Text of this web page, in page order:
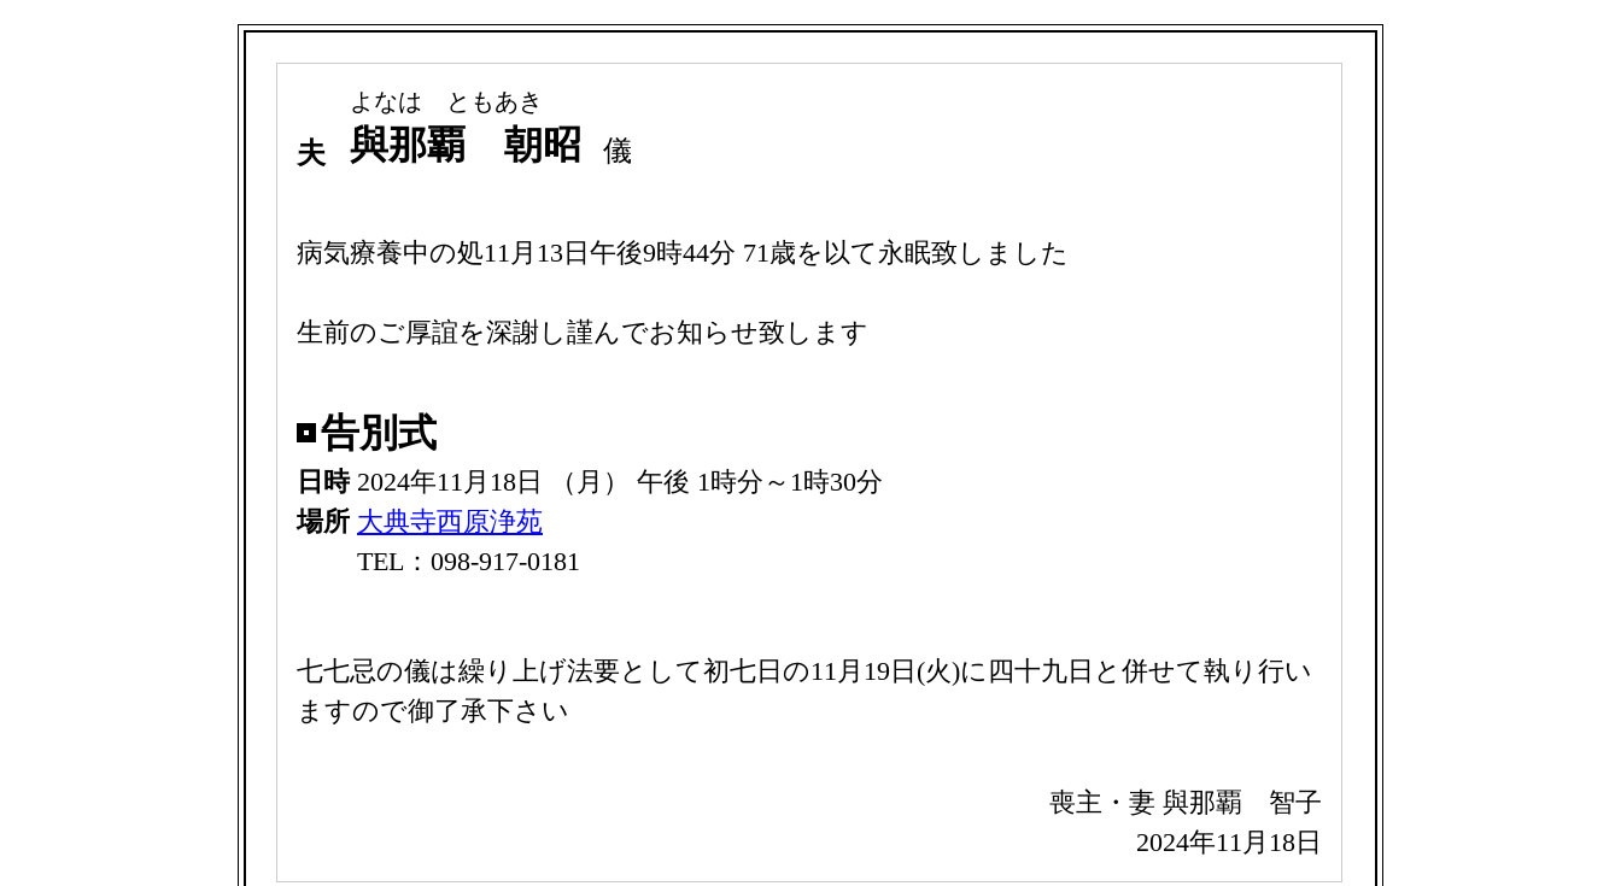
よなは ともあき
夫 與那覇 朝昭 儀
病気療養中の処11月13日午後9時44分 71歳を以て永眠致しました
生前のご厚誼を深謝し謹んでお知らせ致します
告別式
日時 2024年11月18日 （月） 午後 1時分～1時30分
場所 大典寺西原浄苑
TEL：098-917-0181
七七忌の儀は繰り上げ法要として初七日の11月19日(火)に四十九日と併せて執り行い
ますので御了承下さい
喪主・妻 與那覇 智子
2024年11月18日